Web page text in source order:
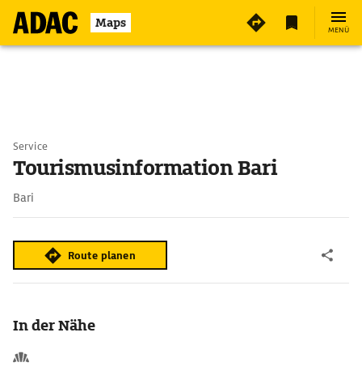
Maps MENÜ
Service
Tourismusinformation Bari
Bari
Route planen
In der Nähe